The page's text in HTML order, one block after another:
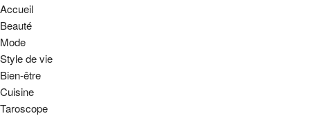
Accueil
Beauté
Mode
Style de vie
Bien-être
Cuisine
Taroscope